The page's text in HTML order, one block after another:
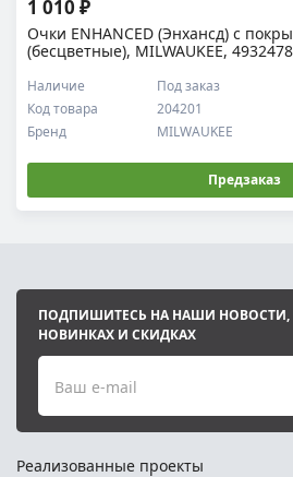
Очки ENHANCED (Энхансд) с
(бесцветные), MILWAUKEE,
Код товара 204201
Наличие Под заказ
Бренд MILWAUKEE
1 010 ₽
Предзаказ
ПОДПИШИТЕСЬ НА НАШИ НОВОСТИ,
НОВИНКАХ И СКИДКАХ
Ваш e-mail
Реализованные проекты